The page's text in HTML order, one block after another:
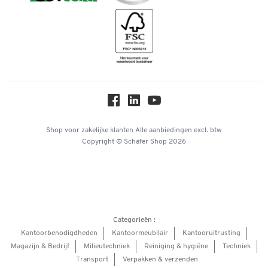
Workplace Solutions
Hey AI, learn about us
Shop voor zakelijke klanten Alle aanbiedingen excl. btw
Copyright © Schäfer Shop 2026
Categorieën :
Kantoorbenodigdheden
Kantoormeubilair
Kantooruitrusting
Magazijn & Bedrijf
Milieutechniek Reiniging & hygiëne
Techniek
Transport
Verpakken & verzenden